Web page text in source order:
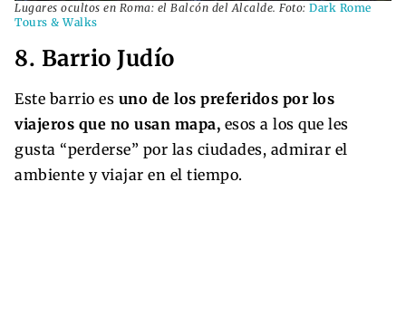
Lugares ocultos en Roma: el Balcón del Alcalde. Foto: Dark Rome
Tours & Walks
8. Barrio Judío
Este barrio es uno de los preferidos por los
viajeros que no usan mapa, esos a los que les
gusta “perderse” por las ciudades, admirar el
ambiente y viajar en el tiempo.